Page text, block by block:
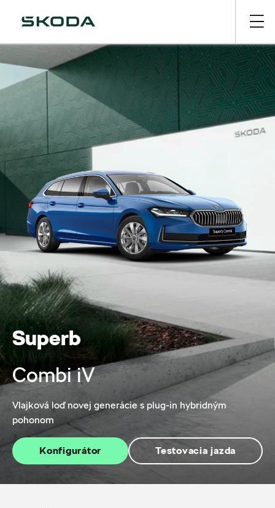
Superb
Combi iV
Vlajková loď novej generácie s plug-in hybridným
pohonom
Konfigurátor Testovacia jazda